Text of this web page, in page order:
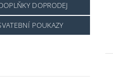
DOPRODEJ
POUKAZY